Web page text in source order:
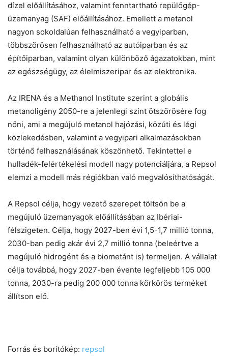
dízel előállításához, valamint fenntartható repülőgép-
üzemanyag (SAF) előállításához. Emellett a metanol
nagyon sokoldalúan felhasználható a vegyiparban,
többszörösen felhasználható az autóiparban és az
építőiparban, valamint olyan különböző ágazatokban, mint
az egészségügy, az élelmiszeripar és az elektronika.
Az IRENA és a Methanol Institute szerint a globális
metanoligény 2050-re a jelenlegi szint ötszörösére fog
nőni, ami a megújuló metanol hajózási, közúti és légi
közlekedésben, valamint a vegyipari alkalmazásokban
történő felhasználásának köszönhető. Tekintettel e
hulladék-felértékelési modell nagy potenciáljára, a Repsol
elemzi a modell más régiókban való megvalósíthatóságát.
A Repsol célja, hogy vezető szerepet töltsön be a
megújuló üzemanyagok előállításában az Ibériai-
félszigeten. Célja, hogy 2027-ben évi 1,5-1,7 millió tonna,
2030-ban pedig akár évi 2,7 millió tonna (beleértve a
megújuló hidrogént és a biometánt is) termeljen. A vállalat
célja továbbá, hogy 2027-ben évente legfeljebb 105 000
tonna, 2030-ra pedig 200 000 tonna körkörös terméket
állítson elő.
Forrás és borítókép: repsol